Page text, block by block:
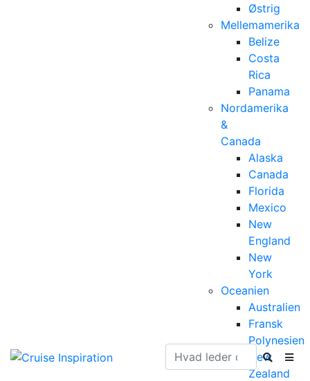
Østrig
Mellemamerika
Belize
Costa
Rica
Panama
Nordamerika
&
Canada
Alaska
Canada
Florida
Mexico
New
England
New
York
Oceanien
Australien
Fransk
Polynesien
New
Zealand